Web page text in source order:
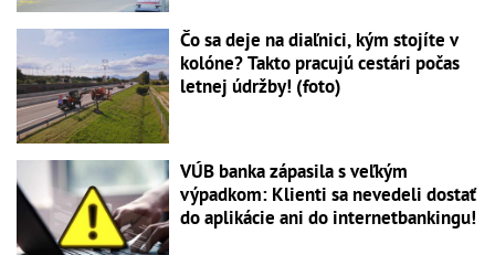
Čo sa deje na diaľnici, kým stojíte v
kolóne? Takto pracujú cestári počas
letnej údržby! (foto)
VÚB banka zápasila s veľkým
výpadkom: Klienti sa nevedeli dostať
do aplikácie ani do internetbankingu!